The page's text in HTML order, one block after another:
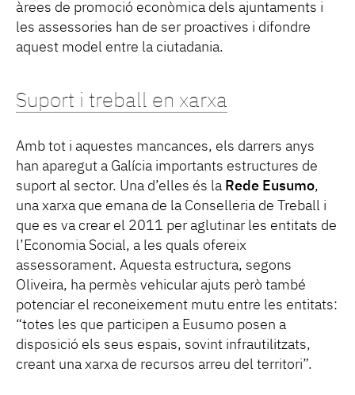
àrees de promoció econòmica dels ajuntaments i
les assessories han de ser proactives i difondre
aquest model entre la ciutadania.
Suport i treball en xarxa
Amb tot i aquestes mancances, els darrers anys
han aparegut a Galícia importants estructures de
suport al sector. Una d’elles és la Rede Eusumo,
una xarxa que emana de la Conselleria de Treball i
que es va crear el 2011 per aglutinar les entitats de
l’Economia Social, a les quals ofereix
assessorament. Aquesta estructura, segons
Oliveira, ha permès vehicular ajuts però també
potenciar el reconeixement mutu entre les entitats:
“totes les que participen a Eusumo posen a
disposició els seus espais, sovint infrautilitzats,
creant una xarxa de recursos arreu del territori”.